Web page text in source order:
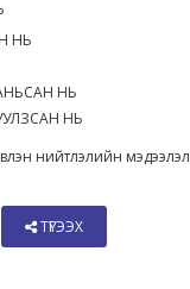
НЬ
НЬ
НЬ
нийтлэлийн мэдээлэл
ТҮГЭЭХ